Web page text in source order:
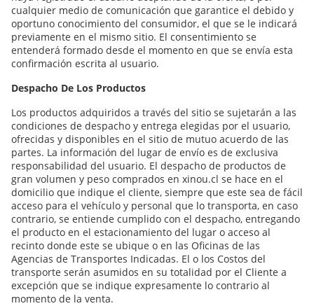
cualquier medio de comunicación que garantice el debido y
oportuno conocimiento del consumidor, el que se le indicará
previamente en el mismo sitio. El consentimiento se
entenderá formado desde el momento en que se envía esta
confirmación escrita al usuario.
Despacho De Los Productos
Los productos adquiridos a través del sitio se sujetarán a las
condiciones de despacho y entrega elegidas por el usuario,
ofrecidas y disponibles en el sitio de mutuo acuerdo de las
partes. La información del lugar de envío es de exclusiva
responsabilidad del usuario. El despacho de productos de
gran volumen y peso comprados en xinou.cl se hace en el
domicilio que indique el cliente, siempre que este sea de fácil
acceso para el vehículo y personal que lo transporta, en caso
contrario, se entiende cumplido con el despacho, entregando
el producto en el estacionamiento del lugar o acceso al
recinto donde este se ubique o en las Oficinas de las
Agencias de Transportes Indicadas. El o los Costos del
transporte serán asumidos en su totalidad por el Cliente a
excepción que se indique expresamente lo contrario al
momento de la venta.